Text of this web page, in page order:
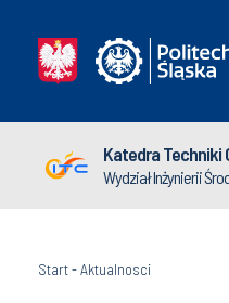
Katedra Techniki
Wydział Inżynierii
Start-Aktualnosci